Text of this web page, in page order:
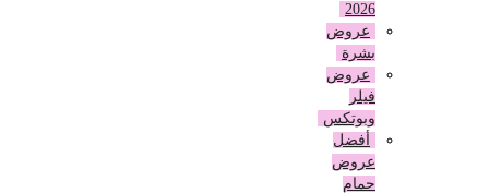
عروض
بشرة
عروض
وبوتكس
أفضل
عروض
حمام